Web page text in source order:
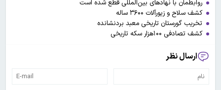
روابط‌مان با نهادهای بین‌المللی قطع شده است
کشف سلاح و زیورآلات ۳۶۰۰ ساله
تخریب گورستان تاریخی معبد بردنشانده
کشف تصادفی ۱۰۰هزار سکه تاریخی
ارسال نظر